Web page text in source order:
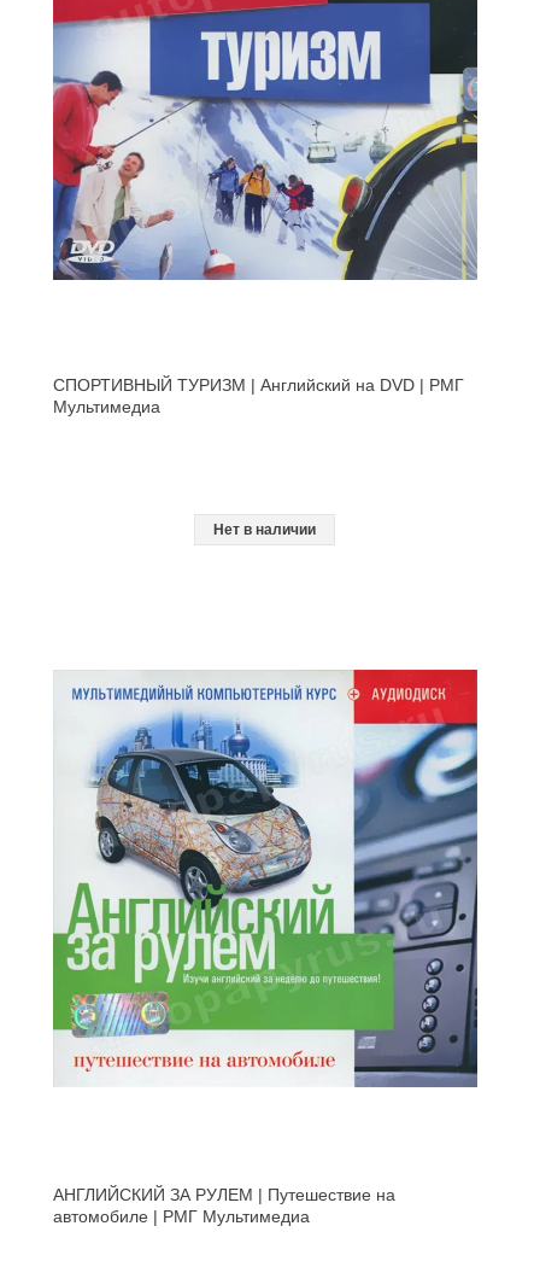
СПОРТИВНЫЙ ТУРИЗМ | Английский на DVD | РМГ
Мультимедиа
Нет в наличии
АНГЛИЙСКИЙ ЗА РУЛЕМ | Путешествие на
автомобиле | РМГ Мультимедиа